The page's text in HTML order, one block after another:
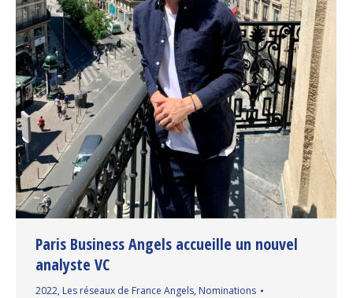
Paris Business Angels accueille un nouvel
analyste VC
2022, Les réseaux de France Angels, Nominations